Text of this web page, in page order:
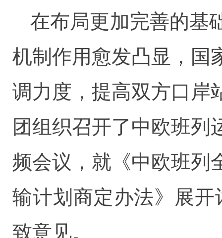
在布局更加完善的基
机制作用愈发凸显，国
调力度，提高双方口岸
团组织召开了中欧班列
频会议，就《中欧班列
输计划商定办法》展开
致意见。